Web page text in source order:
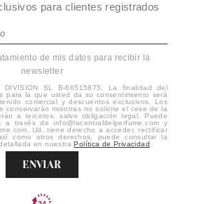
para clientes registrados
de mis datos para recibir la
newsletter
DIVISION SL B-66515875. La finalidad del
para la que usted da su consentimiento será
comercial y descuentos exclusivos. Los
conservarán mientras no solicite el cese de la
a terceros, salvo obligación legal. Puede
a través de info@lacentraldelperfume.com y
Ud. tiene derecho a acceder, rectificar
como otros derechos, puede consultar la
en nuestraPolítica de Privacidad
ENVIAR